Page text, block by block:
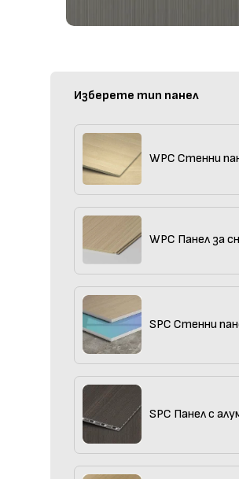
Изберете тип панел
WPC Стенни
WPC Панел за
SPC Стенни
SPC Панел с